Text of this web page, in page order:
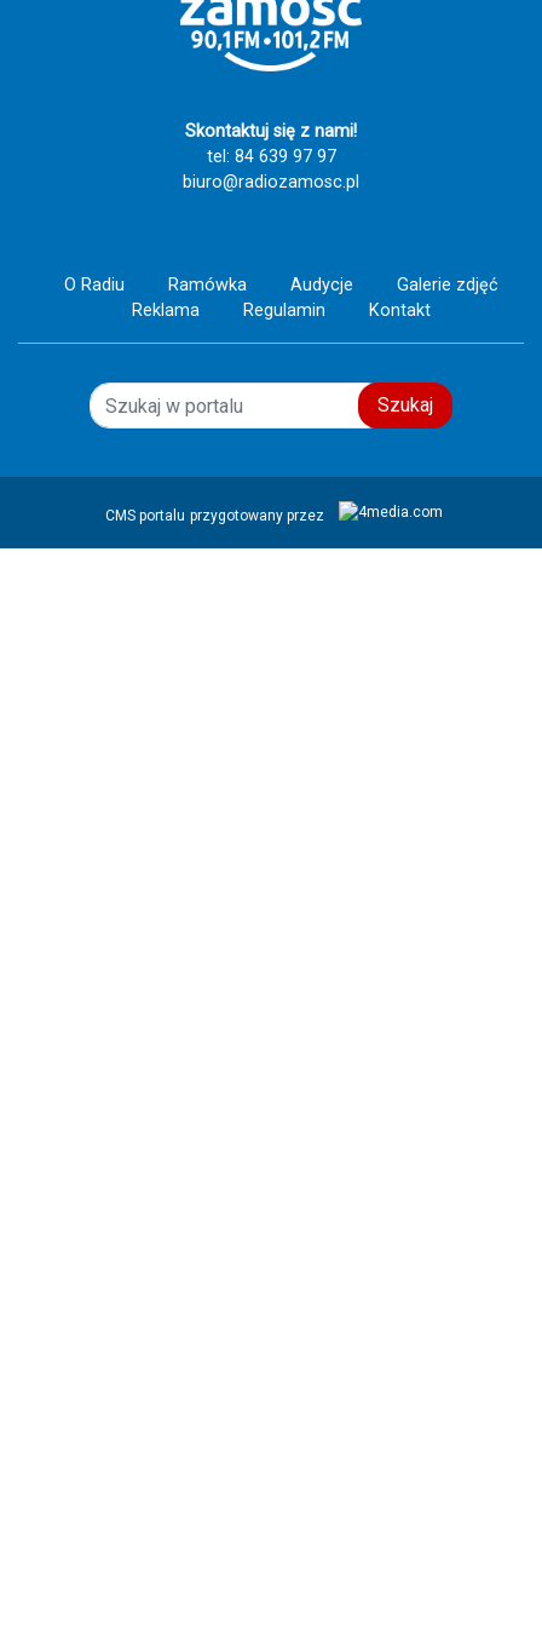
Skontaktuj się z nami!
tel: 84 639 97 97
biuro@radiozamosc.pl
O Radiu Ramówka Audycje
Galerie zdjęć
Reklama
Regulamin Kontakt
Szukaj
CMS portalu przygotowany przez